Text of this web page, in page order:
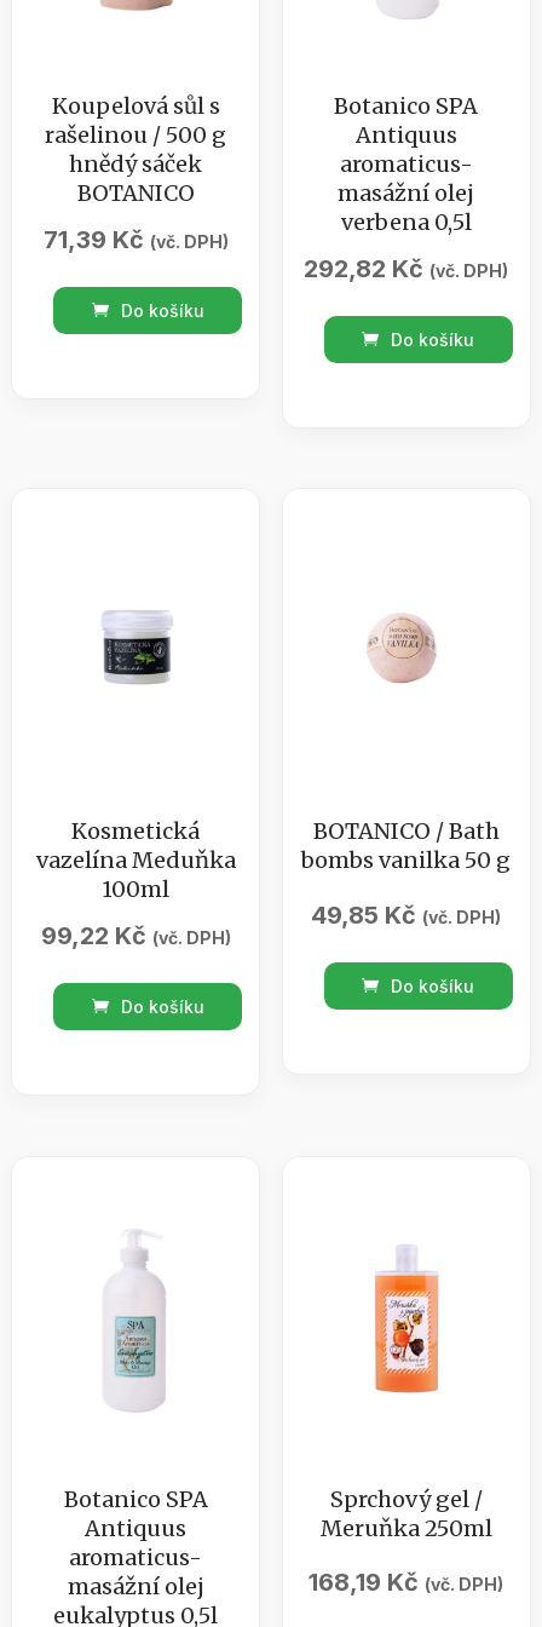
Koupelová sůl s
rašelinou / 500 g
hnědý sáček
BOTANICO
71,39 Kč (vč. DPH)
Koupelová
množství
Do košíku
Botanico SPA
Antiquus
aromaticus-
masážní olej
verbena 0,5l
292,82 Kč (vč. DPH)
Botanico
SPA
Do košíku
Kosmetická
vazelína Meduňka
100ml
99,22 Kč (vč. DPH)
Kosmetická
vazelína
Do košíku
BOTANICO / Bath
bombs vanilka 50 g
49,85 Kč (vč. DPH)
BOTANICODo košíku
Botanico SPA
Antiquus
aromaticus-
masážní olej
eukalyptus 0,5l
Sprchový gel /
Meruňka 250ml
168,19 Kč (vč. DPH)